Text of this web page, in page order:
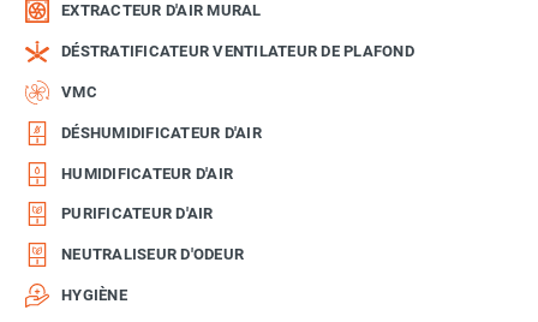
EXTRACTEUR D'AIR MURAL
DÉSTRATIFICATEUR VENTILATEUR DE PLAFOND
VMC
DÉSHUMIDIFICATEUR D'AIR
HUMIDIFICATEUR D'AIR
PURIFICATEUR D'AIR
NEUTRALISEUR D'ODEUR
HYGIÈNE